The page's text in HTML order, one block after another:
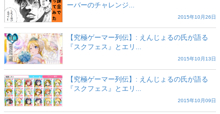
ーバーのチャレンジ...
2015年10月26日
【究極ゲーマー列伝】: えんじょるの氏が語る
『スクフェス』とエリ...
2015年10月13日
【究極ゲーマー列伝】: えんじょるの氏が語る
『スクフェス』とエリ...
2015年10月09日